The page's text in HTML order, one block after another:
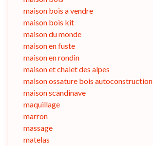
maison bois a vendre
maison bois kit
maison du monde
maison en fuste
maison en rondin
maison et chalet des alpes
maison ossature bois autoconstruction
maison scandinave
maquillage
marron
massage
matelas